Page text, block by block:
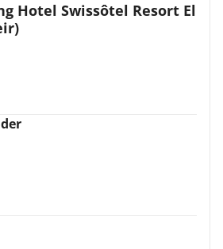
Hotel Swissôtel Resort El